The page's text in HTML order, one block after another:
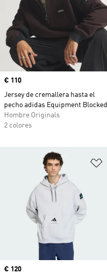
Precio
€ 110
Jersey de cremallera hasta el
pecho adidas Equipment Blocked
Hombre Originals
2 colores
Precio
€ 120